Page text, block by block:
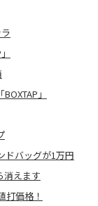
」
ドバッグが1万円
消えます
打価格！